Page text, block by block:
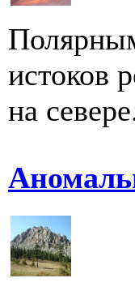
истоков
на